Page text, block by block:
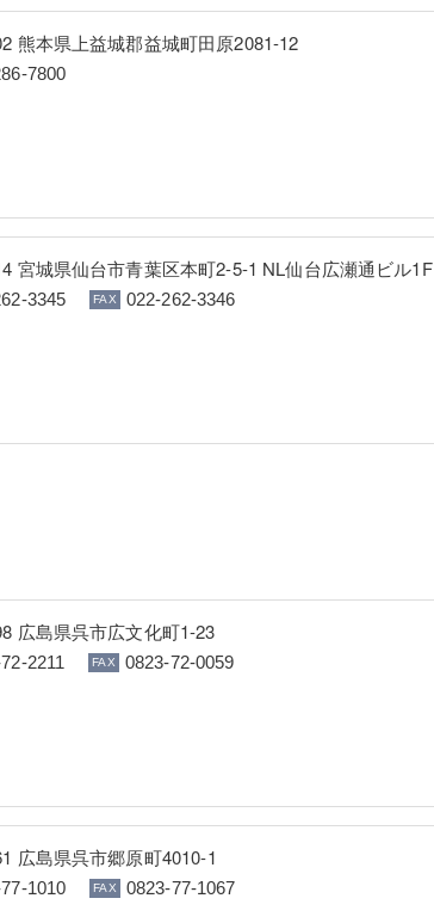
熊本県上益城郡益城町田原2081-12
7800
宮城県仙台市青葉区本町2-5-1 NL仙台広瀬通ビル1F
3345 022-262-3346
広島県呉市広文化町1-23
2211 0823-72-0059
広島県呉市郷原町4010-1
1010 0823-77-1067